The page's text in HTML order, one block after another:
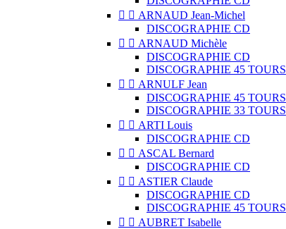
  ARNAUD Jean-Michel
DISCOGRAPHIE CD
  ARNAUD Michèle
DISCOGRAPHIE CD
DISCOGRAPHIE 45 TOURS
  ARNULF Jean
DISCOGRAPHIE 45 TOURS
DISCOGRAPHIE 33 TOURS
  ARTI Louis
DISCOGRAPHIE CD
  ASCAL Bernard
DISCOGRAPHIE CD
  ASTIER Claude
DISCOGRAPHIE CD
DISCOGRAPHIE 45 TOURS
  AUBRET Isabelle